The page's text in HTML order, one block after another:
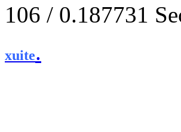
106 / 0.187731
xuite.